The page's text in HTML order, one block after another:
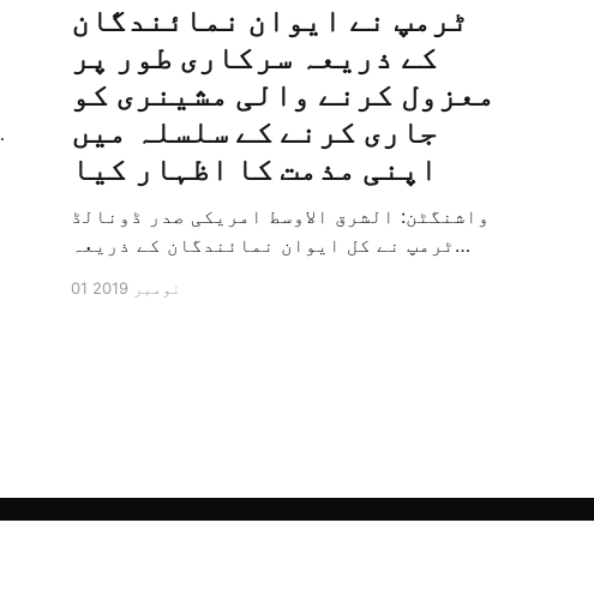
ٹرمپ نے ایوان نمائندگان
کے ذریعہ سرکاری طور پر
معزول کرنے والی مشینری کو
جاری کرنے کے سلسلہ میں
اپنی مذمت کا اظہار کیا
واشنگٹن: الشرق الاوسط امریکی صدر ڈونالڈ
ٹرمپ نے کل ایوان نمائندگان کے ذریعہ
جاری کرنے کے سلسلہ میں اپنی مذمت کا
01 نومبر 2019